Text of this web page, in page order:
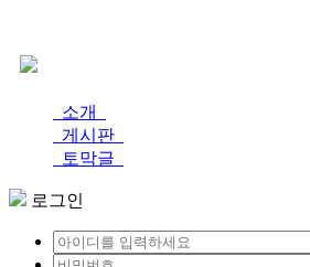
소개
게시판
토막글
로그인